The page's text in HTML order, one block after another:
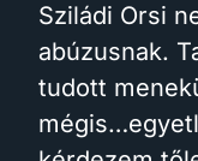
Sziládi Orsi
abúzusnak.
tudott